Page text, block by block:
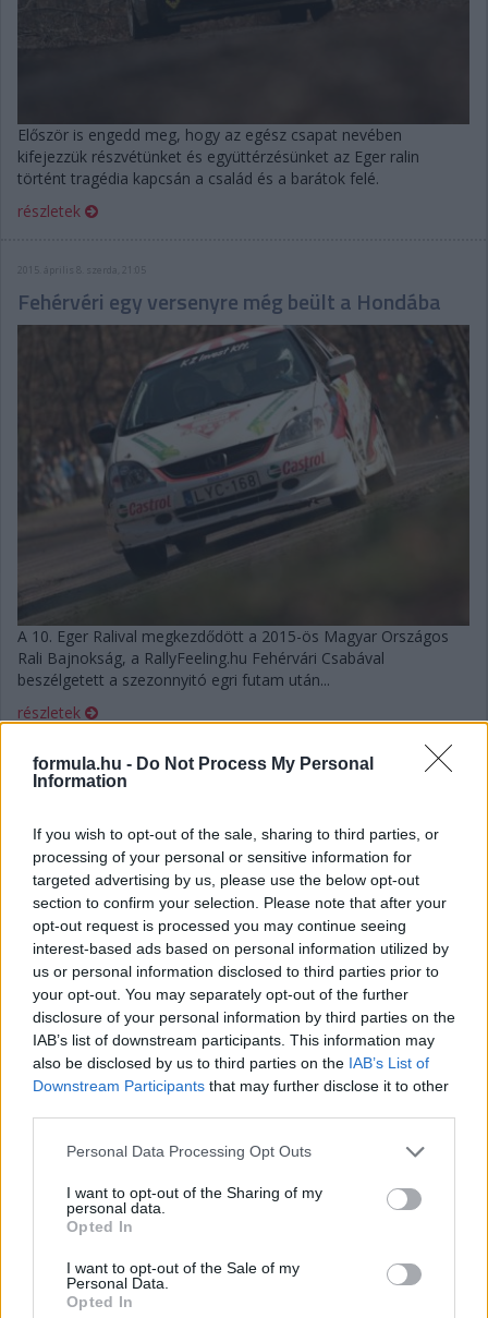
formula.hu - Do Not Process My Personal
Information
If you wish to opt-out of the sale, sharing to third parties, or
processing of your personal or sensitive information for
targeted advertising by us, please use the below opt-out
section to confirm your selection. Please note that after your
opt-out request is processed you may continue seeing
interest-based ads based on personal information utilized by
us or personal information disclosed to third parties prior to
your opt-out. You may separately opt-out of the further
disclosure of your personal information by third parties on the
IAB’s list of downstream participants. This information may
also be disclosed by us to third parties on the IAB’s List of
Downstream Participants that may further disclose it to other
Please note that this website/app uses one or more Google
not limited to your visit or usage behaviour. You may click to
grant or deny consent to Google and its third-party tags to
use your data for below specified purposes in below Google
consent section.
Personal Data Processing Opt Outs
I want to opt-out of the Sharing of my
personal data.
Opted In
I want to opt-out of the Sale of my
Personal Data.
Opted In
Először is engedd meg, hogy az egész csapat nevében
kifejezzük részvétünket és együttérzésünket az Eger ralin
történt tragédia kapcsán a család és a barátok felé.
részletek
2015. április 8. szerda, 21:05
Fehérvéri egy versenyre még beült a Hondába
A 10. Eger Ralival megkezdődött a 2015-ös Magyar Országos
Rali Bajnokság, a RallyFeeling.hu Fehérvári Csabával
beszélgetett a szezonnyitó egri futam után...
részletek
2015. április 8. szerda, 15:05
által létrehozott eseti vizsgáló bizottság, melynek fő feladata a
elemzése.
részletek
frissebb anyagok